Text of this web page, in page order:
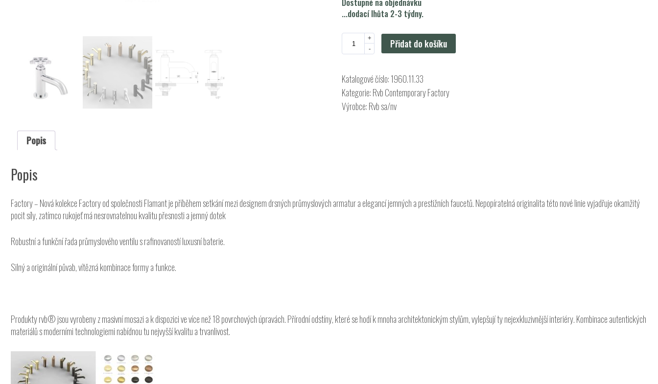
...dodací lhůta 2-3 týdny.
+
-
Přidat do košíku
Katalogové číslo:1960.11.33
Kategorie:Rvb Contemporary Factory
Výrobce:Rvb sa/nv
Popis
Popis
Factory – Nová kolekce Factory od společnosti Flamant je příběhem setkání mezi designem drsných průmyslových armatur a elegancí jemných a prestižních faucetů. Nepopíratelná originalita této nové linie vyjadřuje okamžitý
pocit síly, zatímco rukojeť má nesrovnatelnou kvalitu přesnosti a jemný dotek
Robustní a funkční řada průmyslového ventilu s rafinovaností luxusní baterie.
Silný a originální půvab, vítězná kombinace formy a funkce.
Produkty rvb® jsou vyrobeny z masivní mosazi a k dispozici ve více než 18 povrchových úpravách. Přírodní odstíny, které se hodí k mnoha architektonickým stylům, vylepšují ty nejexkluzivnější interiéry. Kombinace autentických
materiálů s moderními technologiemi nabídnou tu nejvyšší kvalitu a trvanlivost.